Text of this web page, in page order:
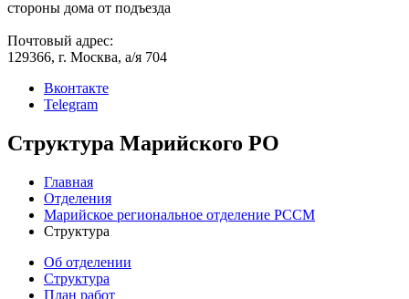
стороны дома от подъезда
Почтовый адрес:
129366, г. Москва, а/я 704
Вконтакте
Telegram
Структура Марийского РО
Главная
Отделения
Марийское региональное отделение РССМ
Структура
Об отделении
Структура
План работ